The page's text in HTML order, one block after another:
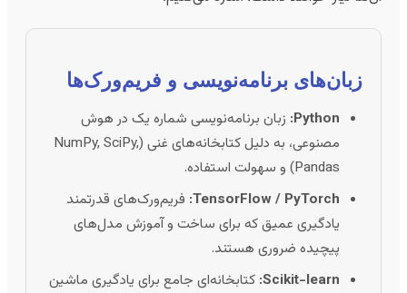
زبان‌های برنامه‌نویسی و فریم‌ورک‌ها
Python: زبان برنامه‌نویسی شماره یک در هوش
مصنوعی، به دلیل کتابخانه‌های غنی (NumPy, SciPy,
Pandas) و سهولت استفاده.
TensorFlow / PyTorch: فریم‌ورک‌های قدرتمند
یادگیری عمیق که برای ساخت و آموزش مدل‌های
پیچیده ضروری هستند.
Scikit-learn:کتابخانه‌ای جامع برای یادگیری ماشین